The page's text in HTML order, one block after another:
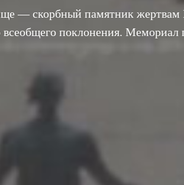
— скорбный памятник жертвам
всеобщего поклонения.